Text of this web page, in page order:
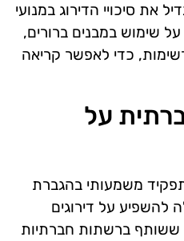
את סיכויי הדירוג במנועי
שימוש במבנים ברורים,
כדי לאפשר קריאה
על
משמעותי בהגברת
להשפיע על דירוגים
ששותף ברשתות חברתיות